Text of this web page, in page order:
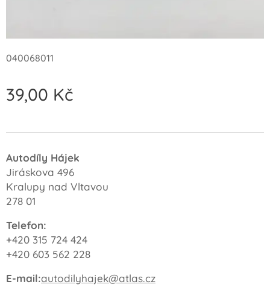
040068011
39,00 Kč
Autodíly Hájek
Jiráskova 496
Kralupy nad Vltavou
278 01
Telefon:
+420 315 724 424
+420 603 562 228
E-mail:autodilyhajek@atlas.cz